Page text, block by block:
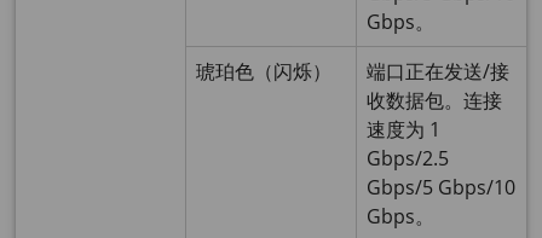
Gbps。
琥珀色（闪烁）
端口正在发送/接
收数据包。连接
速度为 1
Gbps/2.5
Gbps/5 Gbps/10
Gbps。